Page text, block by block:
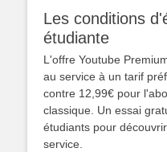
Les conditions
étudiante
L'offre Youtube
au service à un tarif
contre 12,99€ pour
classique. Un essai
étudiants pour
service.